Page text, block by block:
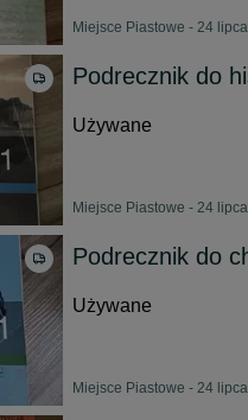
Miejsce Piastowe - 24
Podrecznik do
Używane
Miejsce Piastowe - 24
Podrecznik do
Używane
Miejsce Piastowe - 24